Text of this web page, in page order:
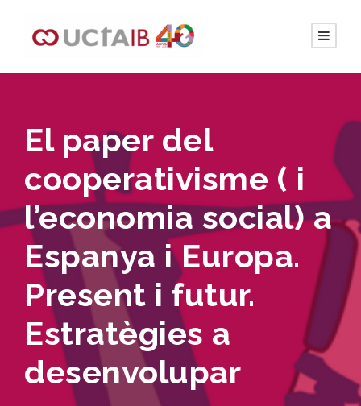
El paper del
cooperativisme ( i
l’economia social) a
Espanya i Europa.
Present i futur.
Estratègies a
desenvolupar